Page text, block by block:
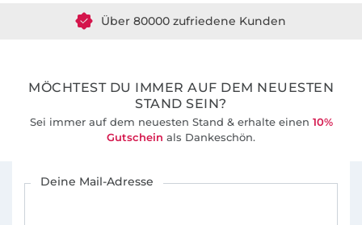
MÖCHTEST DU IMMER AUF DEM NEUESTEN
STAND SEIN?
Sei immer auf dem neuesten Stand & erhalte einen 10%
Gutschein als Dankeschön.
Deine Mail-Adresse